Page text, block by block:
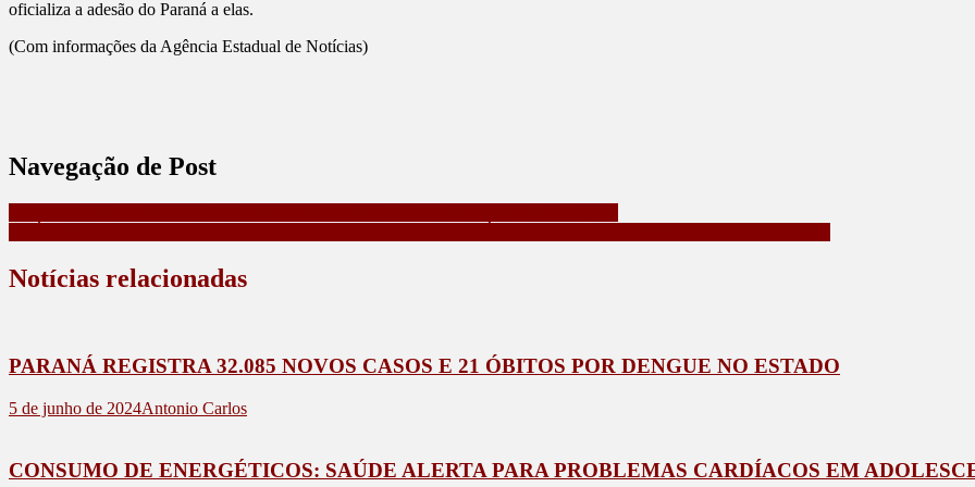
oficializa a adesão do Paraná a elas.
(Com informações da Agência Estadual de Notícias)
Navegação de Post
Notícias relacionadas
PARANÁ REGISTRA 32.085 NOVOS CASOS E 21 ÓBITOS POR DENGUE NO ESTADO
5 de junho de 2024Antonio Carlos
CONSUMO DE ENERGÉTICOS: SAÚDE ALERTA PARA PROBLEMAS CARDÍACOS EM